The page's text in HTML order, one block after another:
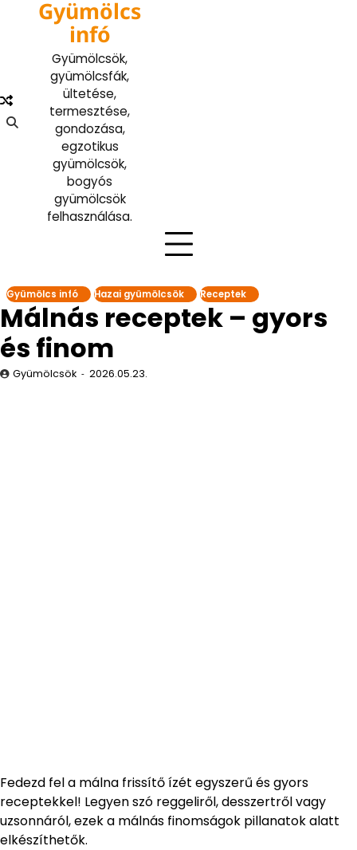
Gyümölcs
infó
Gyümölcsök,
gyümölcsfák,
ültetése,
termesztése,
gondozása,
egzotikus
gyümölcsök,
bogyós
gyümölcsök
felhasználása.
Gyümölcs infó Hazai gyümölcsök Receptek
Málnás receptek – gyors
és finom
Gyümölcsök 2026.05.23.
Fedezd fel a málna frissítő ízét egyszerű és gyors
receptekkel! Legyen szó reggeliről, desszertről vagy
uzsonnáról, ezek a málnás finomságok pillanatok alatt
elkészíthetők.